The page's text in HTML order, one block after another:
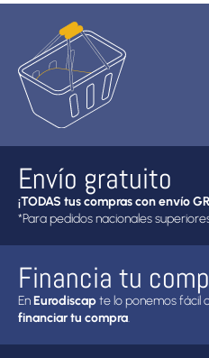
Envío gratuito
¡TODAS tus compras con envío
*Para pedidos nacionales
Financia tu
EnEurodiscapte lo ponemos fácil
financiar tu compra.